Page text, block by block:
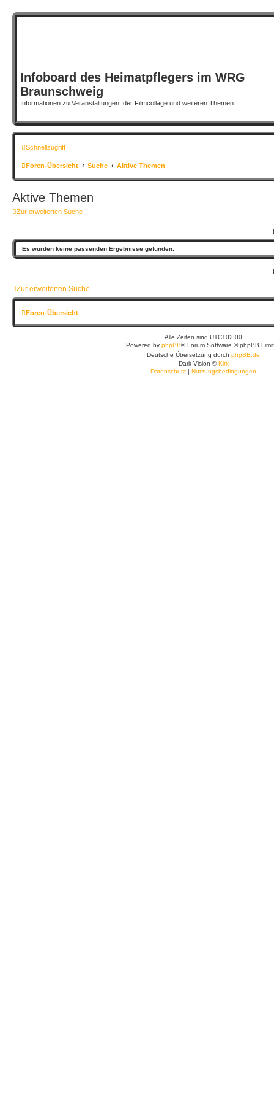
Infoboard des Heimatpflegers im WRG
Braunschweig
Informationen zu Veranstaltungen, der Filmcollage und weiteren Themen
Schnellzugriff
Foren-Übersicht Suche Aktive Themen
Aktive Themen
Zur erweiterten Suche
Es wurden keine passenden Ergebnisse gefunden.
Zur erweiterten Suche
Foren-Übersicht
Alle Zeiten sind UTC+02:00
Powered by phpBB® Forum Software © phpBB
Deutsche Übersetzung durch phpBB.de
Dark Vision ©Kirk
Datenschutz | Nutzungsbedingungen